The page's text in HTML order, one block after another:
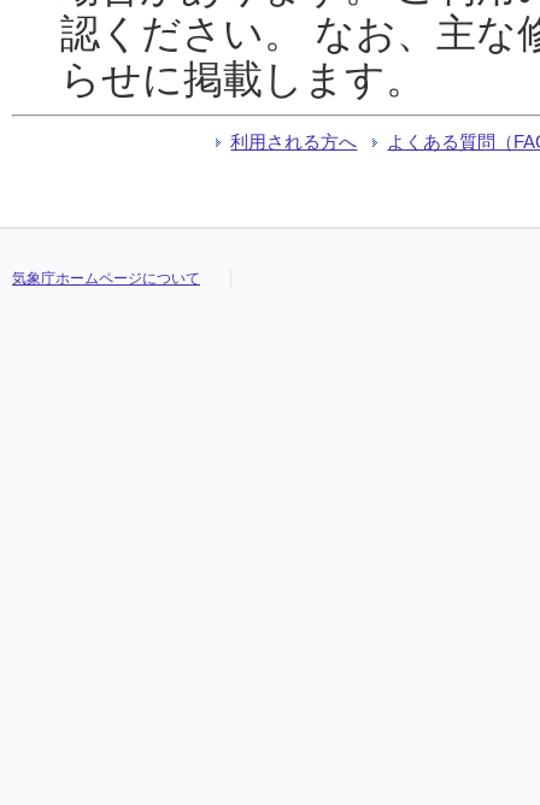
認ください。 なお、主な
らせに掲載します。
利用される方へ よくある質問（
気象庁ホームページについて